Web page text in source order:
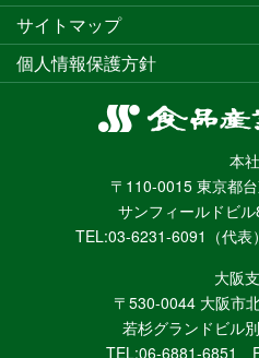
産
聞
社
ニ
本社
〒110-0015 東京都
サンフィールドビ
TEL:03-6231-6091（代
大阪
〒530-0044 大阪市
若杉グランドビル
TEL:06-6881-6851
サイトマップ
個人情報保護方針